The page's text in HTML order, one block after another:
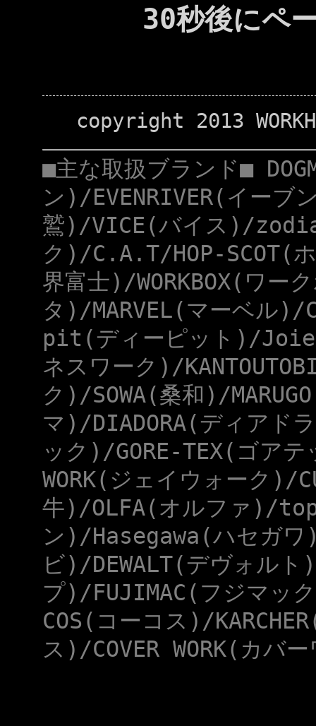
30秒後にペ
copyright 2013
■主な取扱ブランド■
ン)/EVENRIVER(イーブ
鷲)/VICE(バイス)/
ク)/C.A.T/HOP-
界富士)/WORKBOX(ワ
タ)/MARVEL(マーベル
pit(ディーピット)/Joie(
ネスワーク)/
ク)/SOWA(桑和)/
マ)/DIADORA(ディアド
ック)/GORE-TEX(ゴア
WORK(ジェイウォーク)/
牛)/OLFA(オルファ)/
ン)/Hasegawa(ハセガ
ビ)/DEWALT(デヴォル
プ)/FUJIMAC(フジマッ
COS(コーコス)/
ス)/COVER WORK(カ